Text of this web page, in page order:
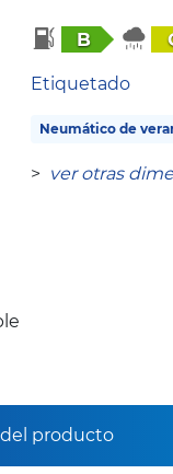
B
Etiquetado
Neumático de
> ver otras
producto